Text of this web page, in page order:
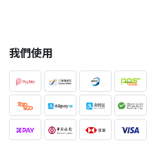
我們使用